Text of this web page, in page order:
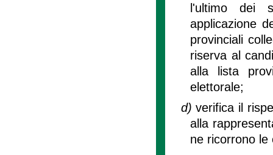
l'ultimo dei
applicazione
provinciali
riserva al
alla lista
elettorale;
d)verifica il
alla
ne ricorrono le